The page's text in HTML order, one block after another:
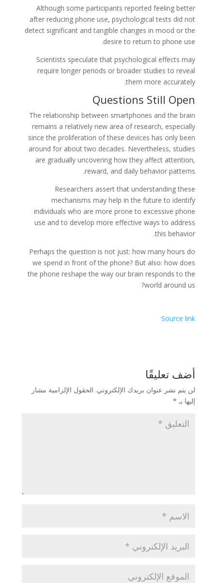
Although some participants reported feeling better
after reducing phone use, psychological tests did not
detect significant and tangible changes in mood or the
desire to return to phone use.
Scientists speculate that psychological effects may
require longer periods or broader studies to reveal
them more accurately.
Questions Still Open
The relationship between smartphones and the brain
remains a relatively new area of research, especially
since the proliferation of these devices has only been
around for about two decades. Nevertheless, studies
are gradually uncovering how they affect attention,
reward, and daily behavior patterns.
Researchers assert that understanding these
mechanisms may help in the future to identify
individuals who are more prone to excessive phone
use and to develop more effective ways to address
this behavior.
Perhaps the question is not just: how many hours do
we spend in front of the phone? But also: how does
the phone reshape the way our brain responds to the
world around us?
Source link
أضف تعليقًا
لن يتم نشر عنوان بريدك الإلكتروني. الحقول الإلزامية مشار
إليها بـ *